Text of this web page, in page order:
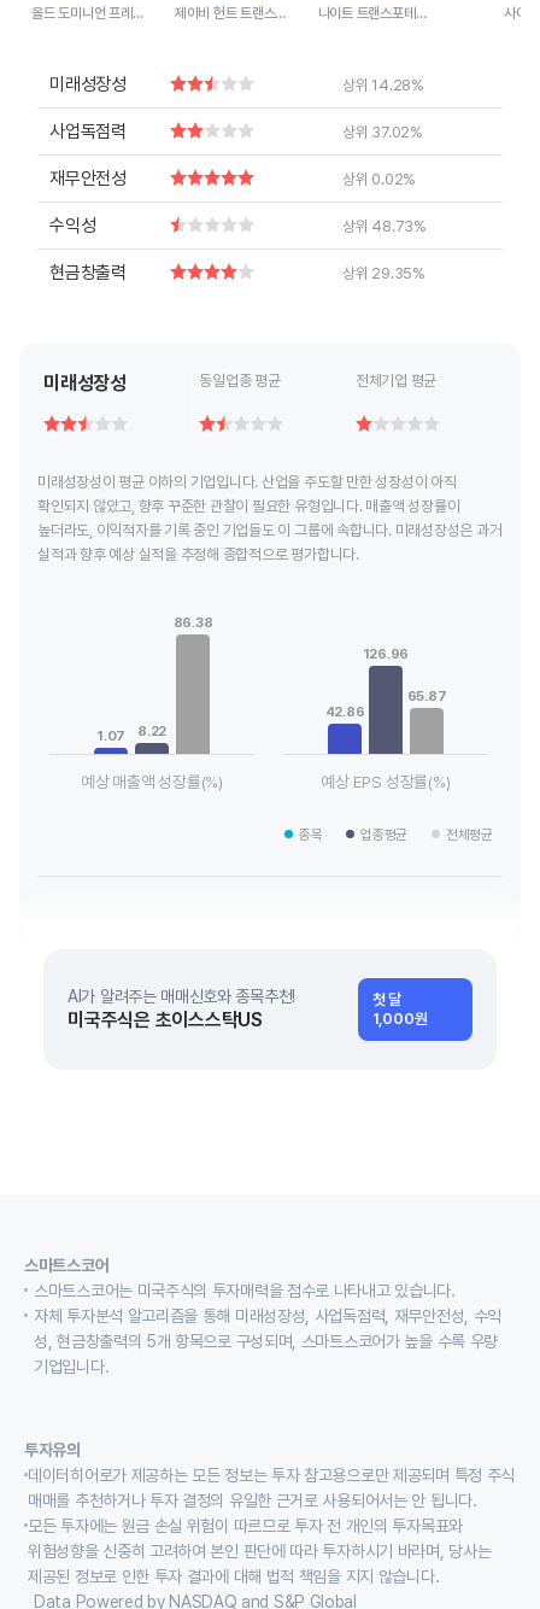
올드 도미니언 프레이트 라인 제이비 헌트 트랜스포트 서비스 나이트 트랜스포테이션 사이아
미래성장성 상위 14.28%
사업독점력 상위 37.02%
재무안전성 상위 0.02%
수익성 상위 48.73%
현금창출력 상위 29.35%
미래성장성 동일업종 평균 전체기업 평균
미래성장성이 평균 이하의 기업입니다. 산업을 주도할 만한 성장성이 아직
확인되지 않았고, 향후 꾸준한 관찰이 필요한 유형입니다. 매출액 성장률이
높더라도, 이익적자를 기록 중인 기업들도 이 그룹에 속합니다. 미래성장성은 과거
실적과 향후 예상 실적을 추정해 종합적으로 평가합니다.
View as data table, Chart
The chart has 1 X axis displaying categories.
The chart has 1 Y axis displaying values. Data ranges from
1.07 8.22
86.38
예상 매출액 성장률(%)
The chart has 1 X axis
The chart has 1 Y axis
42.86
126.96
65.87
예상 EPS 성장률(%)
종목 업종평균 전체평균
AI가 알려주는 매매신호와 종목추천!
미국주식은 초이스스탁US
첫 달
1,000원
스마트스코어
스마트스코어는 미국주식의 투자매력을 점수로 나타내고 있습니다.
자체 투자분석 알고리즘을 통해 미래성장성, 사업독점력, 재무안전성, 수익
성, 현금창출력의 5개 항목으로 구성되며, 스마트스코어가 높을 수록 우량
기업입니다.
투자유의
데이터히어로가 제공하는 모든 정보는 투자 참고용으로만 제공되며 특정 주식
매매를 추천하거나 투자 결정의 유일한 근거로 사용되어서는 안 됩니다.
모든 투자에는 원금 손실 위험이 따르므로 투자 전 개인의 투자목표와
위험성향을 신중히 고려하여 본인 판단에 따라 투자하시기 바라며, 당사는
제공된 정보로 인한 투자 결과에 대해 법적 책임을 지지 않습니다.
Data Powered by NASDAQ and S&P Global